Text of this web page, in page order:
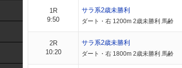
1R
9:50
サラ系2歳未勝利
ダート・右 1200m 2歳未勝利 馬齢
2R
10:20
サラ系2歳未勝利
ダート・右 1800m 2歳未勝利 馬齢